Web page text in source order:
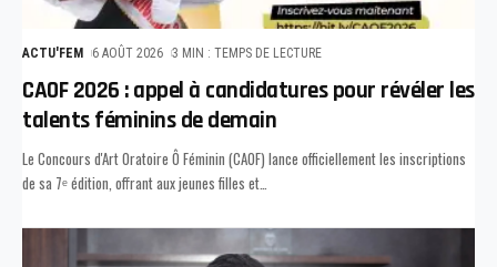
ACTU'FEM 6 AOÛT 2026 3 MIN : TEMPS DE LECTURE
CAOF 2026 : appel à candidatures pour révéler les
talents féminins de demain
Le Concours d'Art Oratoire Ô Féminin (CAOF) lance officiellement les inscriptions
de sa 7ᵉ édition, offrant aux jeunes filles et